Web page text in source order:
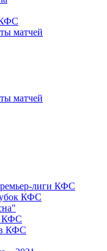
матчей
матчей
лиги КФС
КФС
КФС
КФС